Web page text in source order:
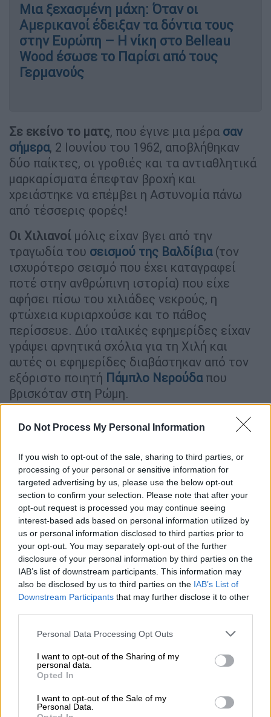
Do Not Process My Personal Information
If you wish to opt-out of the sale, sharing to third parties, or
processing of your personal or sensitive information for
targeted advertising by us, please use the below opt-out
section to confirm your selection. Please note that after your
opt-out request is processed you may continue seeing
interest-based ads based on personal information utilized by
us or personal information disclosed to third parties prior to
your opt-out. You may separately opt-out of the further
disclosure of your personal information by third parties on the
IAB’s list of downstream participants. This information may
also be disclosed by us to third parties on the IAB’s List of
Downstream Participants that may further disclose it to other
Please note that this website/app uses one or more Google
not limited to your visit or usage behaviour. You may click to
grant or deny consent to Google and its third-party tags to
use your data for below specified purposes in below Google
consent section.
Personal Data Processing Opt Outs
I want to opt-out of the Sharing of my
personal data.
Opted In
I want to opt-out of the Sale of my
Personal Data.
Μια ξεχασμένη μάχη: Όταν οι
Αμερικανοί έδειξαν τα δόντια τους
στην Ευρώπη – Η νίκη στο Belleau
Wood έσωσε το Παρίσι από τους
Γερμανούς
Σε εκείνο το ματς, που έγινε μια μέρα σαν
σήμερα, 2 Ιουνίου του 1962, αποβλήθηκαν
δύο παίκτες, οι γροθιές και τα αντιαθλητικά
μαρκαρίσματα έπεφταν βροχή και
χρειάστηκε να επέμβει η Αστυνομία πάνω
από τέσσερις φορές!
Οι Χιλιανοί μόλις είχαν βγει από την
τραγωδία του σεισμού της Βαλδίβια(τον
ισχυρότερο σεισμό που έχει καταγραφεί
ποτέ στην ανθρώπινη ιστορία) που είχε
αφήσει πίσω του χιλιάδες νεκρούς, η
φτώχεια κυριαρχούσε και το πάθος
περίσσευε. Δύο ιταλικές εφημερίδες είχαν
γράψει αρνητικά σχόλια για τη Χιλή και
αυτές οι εφημερίδες διαβάστηκαν από τον
εξόριστο ποιητή Πάμπλο Νερούδαπου
βρισκόταν στη Ρώμη.
video
«Το Σαντιάγο μοιάζει με χωματερή»!
Οι Ιταλοί είχαν γράψει ότι το Σαντιάγο ήταν
μια χωματερή όπου «τα τηλέφωνα δεν
λειτουργούν, τα ταξί είναι τόσο σπάνια όσο
επιρρεπείς στον υποσιτισμό, τον
αναλφαβητισμό, τον αλκοολισμό και τη
φτώχεια…» και άλλα επικριτικά. Οι
εφημερίδες της Χιλής ανταπάντησαν,